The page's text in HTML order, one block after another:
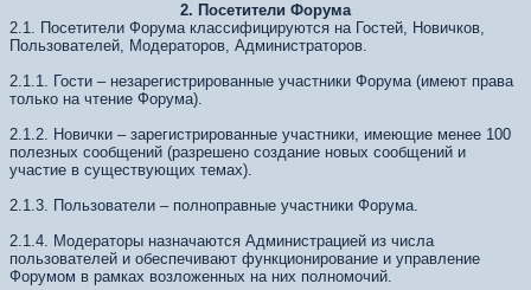
2. Посетители Форума
2.1. Посетители Форума классифицируются на Гостей, Новичков,
Пользователей, Модераторов, Администраторов.
2.1.1. Гости – незарегистрированные участники Форума (имеют права
только на чтение Форума).
2.1.2. Новички – зарегистрированные участники, имеющие менее 100
полезных сообщений (разрешено создание новых сообщений и
участие в существующих темах).
2.1.3. Пользователи – полноправные участники Форума.
2.1.4. Модераторы назначаются Администрацией из числа
пользователей и обеспечивают функционирование и управление
Форумом в рамках возложенных на них полномочий.